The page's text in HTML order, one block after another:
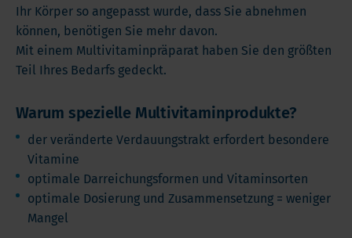
Ihr Körper so angepasst wurde, dass Sie abnehmen
können, benötigen Sie mehr davon.
Mit einem Multivitaminpräparat haben Sie den größten
Teil Ihres Bedarfs gedeckt.
Warum spezielle Multivitaminprodukte?
der veränderte Verdauungstrakt erfordert besondere
Vitamine
optimale Darreichungsformen und Vitaminsorten
optimale Dosierung und Zusammensetzung = weniger
Mangel